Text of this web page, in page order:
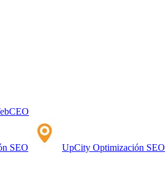
SEO UpCity Optimización SEO